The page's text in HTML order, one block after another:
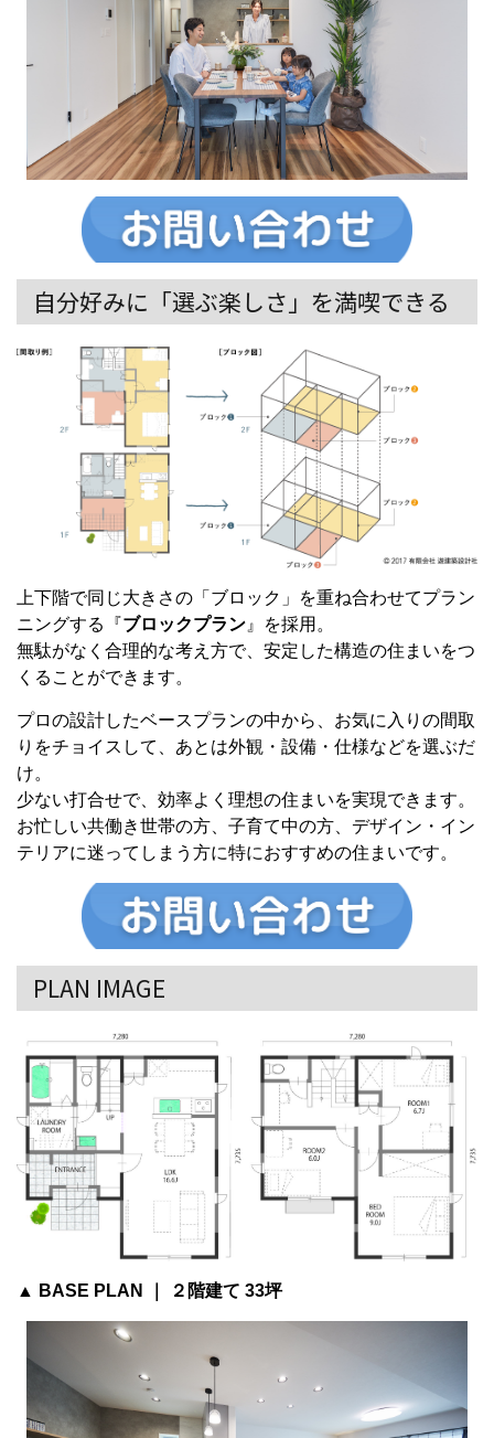
自分好みに「選ぶ楽しさ」を満喫できる
上下階で同じ大きさの「ブロック」を重ね合わせてプラン
ニングする『ブロックプラン 』を採用。
無駄がなく合理的な考え方で、安定した構造の住まいをつ
くることができます。
プロの設計したベースプランの中から、お気に入りの間取
りをチョイスして、あとは外観・設備・仕様などを選ぶだ
け。
少ない打合せで、効率よく理想の住まいを実現できます。
お忙しい共働き世帯の方、子育て中の方、デザイン・イン
テリアに迷ってしまう方に特におすすめの住まいです。
PLAN IMAGE
▲ BASE PLAN ｜ ２階建て 33坪